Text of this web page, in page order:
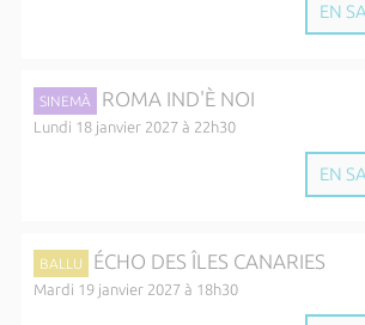
EN
SINEMÀ ROMA IND'È NOI
Lundi 18 janvier 2027 à 22h30
EN
BALLU ÉCHO DES ÎLES CANARIES
Mardi 19 janvier 2027 à 18h30